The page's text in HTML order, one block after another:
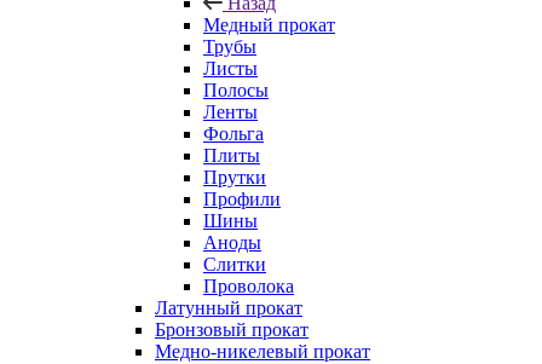
Медный прокат
Трубы
Листы
Полосы
Ленты
Фольга
Плиты
Прутки
Профили
Шины
Аноды
Слитки
Проволока
Латунный прокат
Бронзовый прокат
Медно-никелевый прокат